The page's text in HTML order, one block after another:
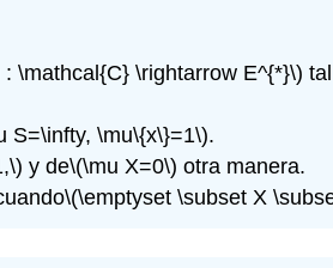
: \mathcal{C} \rightarrow E^{*}\)
S=\infty, \mu\{x\}=1\).
y de\(\mu X=0\) otra manera.
\(\emptyset \subset X